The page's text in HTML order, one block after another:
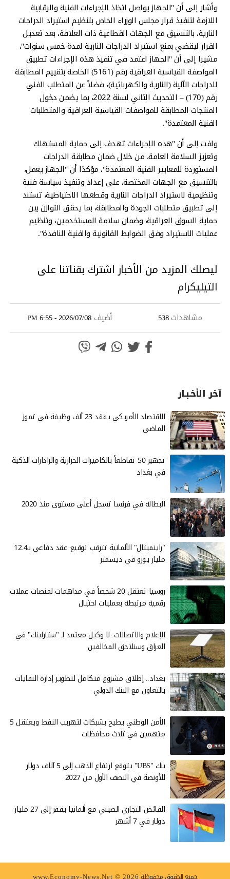
وأشار إلى أن "الجهاز يواصل اتخاذ الإجراءات الفنية والرقابية
اللازمة لتنفيذ قرار مجلس الوزراء الخاص بتنظيم استيراد الدراجات
النارية، بالتنسيق مع الجهات القطاعية ذات العلاقة، بعد تعديل
القرار ليقضي بمنع استيراد الدراجات النارية لمدة خمس سنوات"،
مشيرا إلى أن "الجهاز اعتمد في تنفيذ هذه الإجراءات تطبيق
المواصفة القياسية العراقية رقم (5161) الخاصة بتقييم المطابقة
للدراجات الآلية (النارية والكهربائية)، فضلاً عن المتطلب الفني
رقم (170) – التحديث الثاني لسنة 2022، بما يضمن دخول
المنتجات المطابقة للمواصفات القياسية العراقية والمتطلبات
الفنية المعتمدة".
ولفت إلى أن "هذه الإجراءات تهدف إلى حماية المستهلك
وتعزيز السلامة العامة، من خلال ضمان مطابقة الدراجات
المستوردة للمعايير الفنية المعتمدة"، مؤكدًا أن "الجهاز يعمل،
بالتنسيق مع الجهات المختصة، على إعداد وتنفيذ سياسة فنية
وتنظيمية لاستيراد الدراجات النارية وقطعها الاحتياطية، تستند
إلى تطبيق متطلبات الجودة والمطابقة، بما يحقق التوازن بين
حماية السوق العراقية، وضمان سلامة المستخدمين، وتنظيم
عمليات الاستيراد وفق الضوابط القانونية والفنية النافذة".
ليصلك المزيد من الأخبار اشترك بقناتنا على
التيليكرام
مشاهدات538 أضيف 2026/07/08 - 6:55 PM
آخر الأخـبـار
الاقتصاد الأمريكي يفقد 23 ألف وظيفة في تموز
الماضي
تجهيز 50 تقاطعاً بالكاميرات الحرارية والرادارات الذكية
في بغداد
البطالة في فرنسا تسجل أعلى مستوى منذ 2020
"راينميتال" الألمانية تترقب توقيع عقد دفاعي بـ12.4
مليار يورو في ديسمبر
روسيا تعتقل 20 شخصاً في مداهمات لمنصات عملات
رقمية مرتبطة بعمليات احتيال
الإعلام والاتصالات: لا وكيل معتمد لـ "ستارلينك" في
العراق وسنلاحق المخالفين
بغداد.. إطلاق مشروع متكامل لتطوير إدارة النفايات
بالتعاون مع البنك الدولي
الأمن الوطني يطيح بشبكات لتهريب النفط ويعتقل 5
متهمين في ثلاث محافظات
بنك "UBS" يتوقع ارتفاع الذهب إلى 5 آلاف دولار
للأونصة في النصف الأول من 2027
الفائض التجاري الصيني مع ألمانيا يقفز إلى 27 مليار
دولار في 7 أشهر
www.Economy-News.Net © 2026